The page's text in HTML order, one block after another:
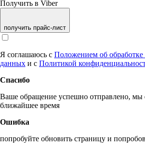
Получить в Viber
получить прайс-лист
Я соглашаюсь с Положением об
данных и с Политикой
Спасибо
Ваше обращение успешно отправлено, мы
ближайшее время
Ошибка
попробуйте обновить страницу и